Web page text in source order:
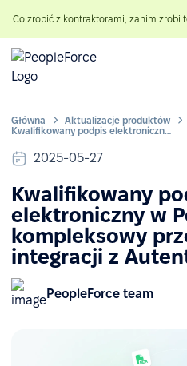
Co zrobić z kontraktorami, zanim zrobi
Główna
Aktualizacje produktów
Kwalifikowany podpis elektroniczny w PeopleForce – kompleksowy przewodnik po integracji z Autenti
2025-05-27
Kwalifikowany
elektroniczny w
kompleksowy
integracji z
PeopleForce team